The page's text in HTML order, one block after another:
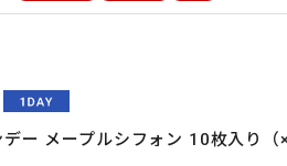
デー メープルシフォン 10枚入り（